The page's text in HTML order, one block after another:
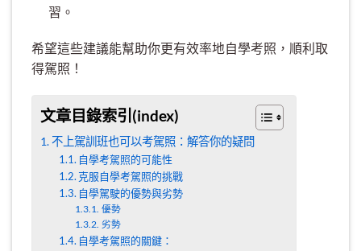
習。
希望這些建議能幫助你更有效率地自學考照，順利取
得駕照！
文章目錄索引(index)
不上駕訓班也可以考駕照：解答你的疑問
自學考駕照的可能性
克服自學考駕照的挑戰
自學駕駛的優勢與劣勢
優勢
劣勢
自學考駕照的關鍵：